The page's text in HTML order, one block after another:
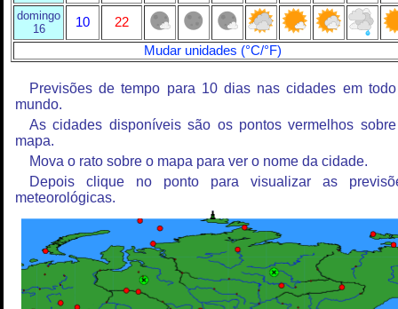
domingo
16
10
22
Mudar unidades (°C/°F)
Previsões de tempo para 10 dias nas cidades em
mundo.
As cidades disponíveis são os pontos vermelhos
mapa.
Mova o rato sobre o mapa para ver o nome da cidade.
Depois clique no ponto para visualizar as
meteorológicas.